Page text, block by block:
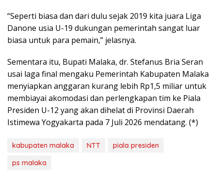
“Seperti biasa dan dari dulu sejak 2019 kita juara Liga
Danone usia U-19 dukungan pemerintah sangat luar
biasa untuk para pemain,” jelasnya.
Sementara itu, Bupati Malaka, dr. Stefanus Bria Seran
usai laga final mengaku Pemerintah Kabupaten Malaka
menyiapkan anggaran kurang lebih Rp1,5 miliar untuk
membiayai akomodasi dan perlengkapan tim ke Piala
Presiden U-12 yang akan dihelat di Provinsi Daerah
Istimewa Yogyakarta pada 7 Juli 2026 mendatang. (*)
kabupaten malaka NTT
piala presiden
ps malaka